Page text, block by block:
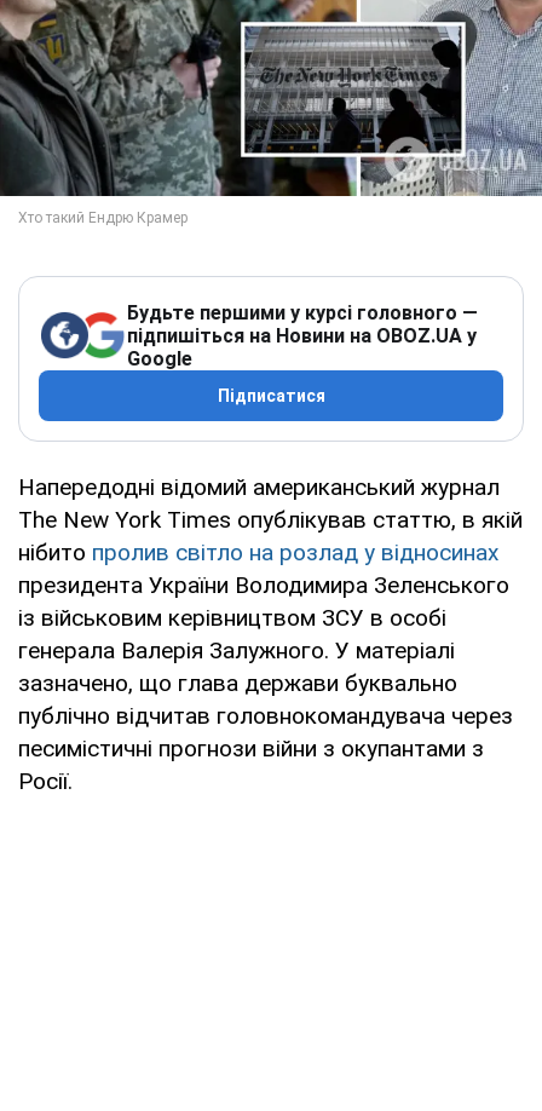
Будьте першими у курсі головного —
підпишіться на Новини на OBOZ.UA у
Google
Підписатися
Напередодні відомий американський журнал
The New York Times опублікував статтю, в якій
нібито пролив світло на розлад у відносинах
президента України Володимира Зеленського
із військовим керівництвом ЗСУ в особі
генерала Валерія Залужного. У матеріалі
зазначено, що глава держави буквально
публічно відчитав головнокомандувача через
песимістичні прогнози війни з окупантами з
Росії.